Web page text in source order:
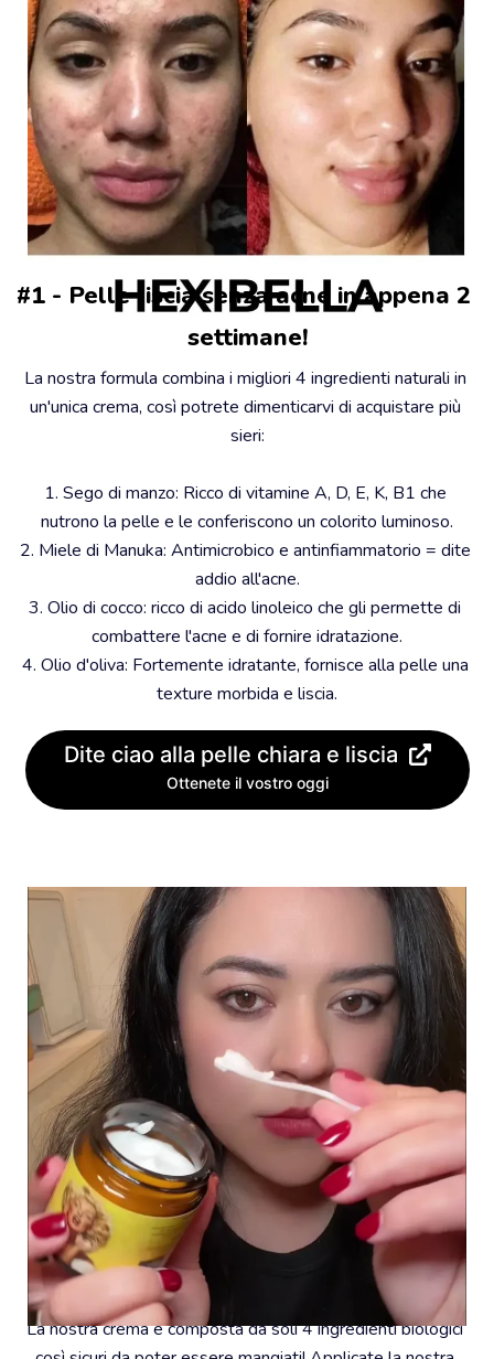
#1 - Pelle liscia senza acne in appena 2
settimane!
La nostra formula combina i migliori 4 ingredienti naturali in
un'unica crema, così potrete dimenticarvi di acquistare più
sieri:
1. Sego di manzo: Ricco di vitamine A, D, E, K, B1 che
nutrono la pelle e le conferiscono un colorito luminoso.
2. Miele di Manuka: Antimicrobico e antinfiammatorio = dite
addio all'acne.
3. Olio di cocco: ricco di acido linoleico che gli permette di
combattere l'acne e di fornire idratazione.
4. Olio d'oliva: Fortemente idratante, fornisce alla pelle una
texture morbida e liscia.
Dite ciao alla pelle chiara e liscia
Ottenete il vostro oggi
#2 - Solo 4 ingredienti biologici
La nostra crema è composta da soli 4 ingredienti biologici